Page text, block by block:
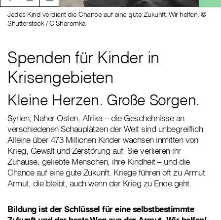
Spenden für Kinder in
Krisengebieten
Jedes Kind verdient die Chance auf eine gute Zukunft. Wir helfen. ©
Shutterstock / C Sharomka
Kleine Herzen. Große Sorgen.
Syrien, Naher Osten, Afrika – die Geschehnisse an
verschiedenen Schauplätzen der Welt sind unbegreiflich.
Alleine über 473 Millionen Kinder wachsen inmitten von
Krieg, Gewalt und Zerstörung auf. Sie verlieren ihr
Zuhause, geliebte Menschen, ihre Kindheit – und die
Chance auf eine gute Zukunft. Kriege führen oft zu Armut.
Armut, die bleibt, auch wenn der Krieg zu Ende geht.
Bildung ist der Schlüssel für eine selbstbestimmte